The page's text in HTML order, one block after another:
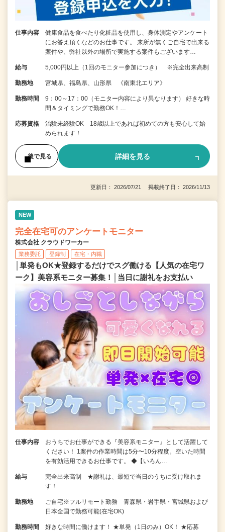
仕事内容
健康食品を食べたり化粧品を使用し、身体測定やアンケート
にお答え頂くなどのお仕事です。 来所が無くご自宅で出来る
案件や、弊社以外の場所で実施する案件もございます…
給与 5,000円以上（1回のモニター参加につき） ※完全出来高制
勤務地 宮城県、福島県、山形県 《南東北エリア》
勤務時間
9：00～17：00（モニター内容により異なります） 好きな時
間＆タイミングで勤務OK！…
応募資格
治験未経験OK 18歳以上であれば初めての方も安心して始
められます！
後で見る 詳細を見る
更新日： 2026/07/21 掲載終了日： 2026/11/13
NEW
完全在宅可のアンケートモニター
株式会社 クラウドワーカー
業務委託 登録制 在宅・内職
│単発もOK★登録するだけでスグ働ける【人気の在宅ワ
ーク】美容系モニター募集！│当日に謝礼をお支払い
仕事内容
おうちでお仕事ができる『美容系モニター』として活躍して
ください！ 1案件の作業時間は5分〜10分程度。空いた時間
を有効活用できるお仕事です。 ◆【いろん…
給与
完全出来高制 ★謝礼は、最短で当日のうちに受け取れま
す！
勤務地
ご自宅※フルリモート勤務 青森県・岩手県・宮城県および
日本全国で勤務可能(在宅OK)
勤務時間
好きな時間に働けます！ ★単発（1日のみ）OK！ ★応募